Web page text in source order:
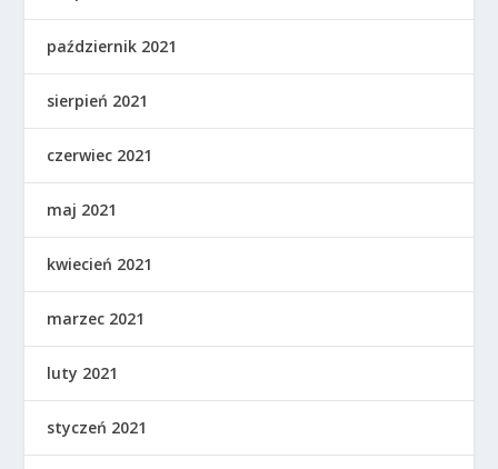
październik 2021
sierpień 2021
czerwiec 2021
maj 2021
kwiecień 2021
marzec 2021
luty 2021
styczeń 2021